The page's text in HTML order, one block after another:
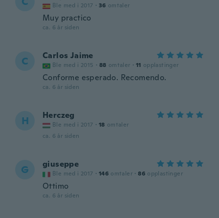
Ble med i 2017 · 36 omtaler
Muy practico
ca. 6 år siden
C Carlos Jaime
Ble med i 2015 · 88 omtaler · 11 opplastinger
Conforme esperado. Recomendo.
ca. 6 år siden
H Herczeg
Ble med i 2017 · 18 omtaler
ca. 6 år siden
G giuseppe
Ble med i 2017 · 146 omtaler · 86 opplastinger
Ottimo
ca. 6 år siden